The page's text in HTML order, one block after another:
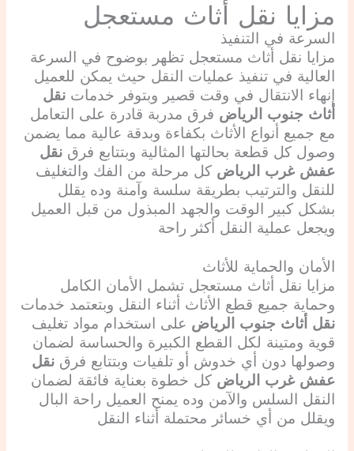
مزايا نقل أثاث مستعجل
السرعة في التنفيذ
مزايا نقل أثاث مستعجل تظهر بوضوح في السرعة
العالية في تنفيذ عمليات النقل حيث يمكن للعميل
إنهاء الانتقال في وقت قصير وبتوفر خدمات نقل
أثاث جنوب الرياض فرق مدربة قادرة على التعامل
مع جميع أنواع الأثاث بكفاءة وبدقة عالية مما يضمن
وصول كل قطعة بحالتها المثالية وبتتابع فرق نقل
عفش غرب الرياض كل مرحلة من الفك والتغليف
للنقل والترتيب بطريقة سلسة وآمنة وده يقلل
بشكل كبير الوقت والجهد المبذول من قبل العميل
ويجعل عملية النقل أكثر راحة
الأمان والحماية للأثاث
مزايا نقل أثاث مستعجل تشمل الأمان الكامل
وحماية جميع قطع الأثاث أثناء النقل وبتعتمد خدمات
نقل أثاث جنوب الرياض على استخدام مواد تغليف
قوية ومتينة لكل القطع الكبيرة والحساسة لضمان
وصولها دون أي خدوش أو تلفيات وبتتابع فرق نقل
عفش غرب الرياض كل خطوة بعناية فائقة لضمان
النقل السلس والآمن وده يمنح العميل راحة البال
ويقلل من أي خسائر محتملة أثناء النقل